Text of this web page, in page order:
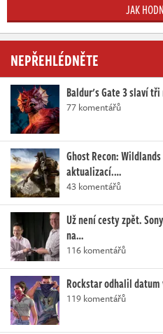
JAK
NEPŘEHLÉDNĚTE
Baldur's Gate 3 slaví
77 komentářů
Ghost Recon:
aktualizací.…
43 komentářů
Už není cesty zpět.
na…
116 komentářů
Rockstar odhalil datum
119 komentářů